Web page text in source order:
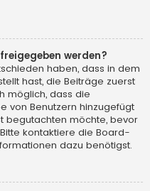
werden?
haben, dass in dem
hast, die Beiträge zuerst
möglich, dass die
von Benutzern hinzugefügt
begutachten möchte, bevor
kontaktiere die Board-
dazu benötigst.